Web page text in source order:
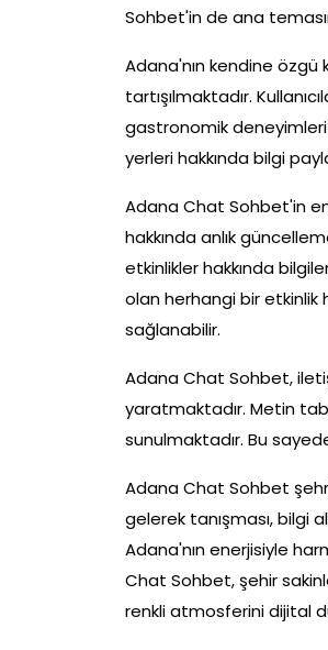
Sohbet'in de ana
Adana'nın kendine
tartışılmaktadır.
gastronomik deneyimleri
yerleri hakkında bilgi
Adana Chat Sohbet'in
hakkında anlık
etkinlikler hakkında
olan herhangi bir etkinlik
sağlanabilir.
Adana Chat Sohbet,
yaratmaktadır. Metin
sunulmaktadır. Bu
Adana Chat Sohbet
gelerek tanışması, bilgi
Adana'nın enerjisiyle
Chat Sohbet, şehir
renkli atmosferini dijital